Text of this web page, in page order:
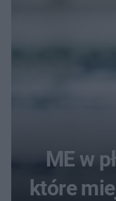
ME w
które